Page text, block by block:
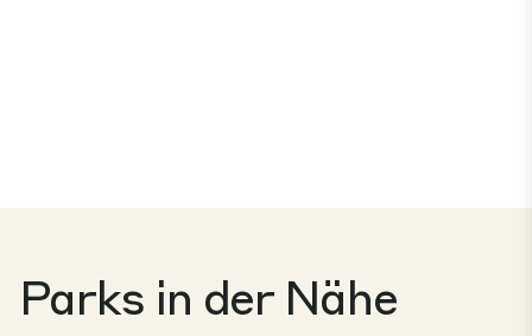
Parks in der Nähe